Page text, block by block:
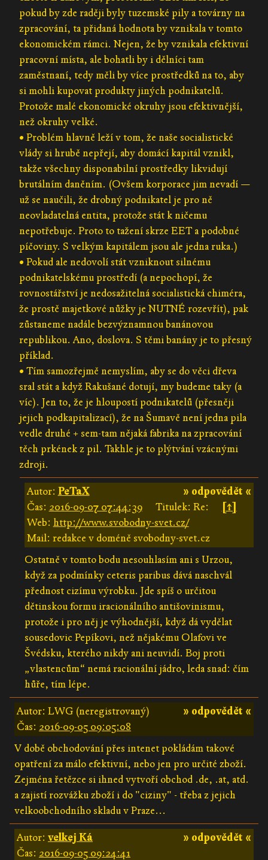
pokud by zde raději byly tuzemské pily a továrny na
zpracování, ta přidaná hodnota by vznikala v tomto
ekonomickém rámci. Nejen, že by vznikala efektivní
pracovní místa, ale bohatli by i dělníci tam
zaměstnaní, tedy měli by více prostředků na to, aby
si mohli kupovat produkty jiných podnikatelů.
Protože malé ekonomické okruhy jsou efektivnější,
než okruhy velké.
• Problém hlavně leží v tom, že naše socialistické
vlády si hrubě nepřejí, aby domácí kapitál vznikl,
takže všechny disponabilní prostředky likvidují
brutálním daněním. (Ovšem korporace jim nevadí —
už se naučili, že drobný podnikatel je pro ně
neovladatelná entita, protože stát k ničemu
nepotřebuje. Proto to tažení skrze EET a podobné
píčoviny. S velkým kapitálem jsou ale jedna ruka.)
• Pokud ale nedovolí stát vzniknout silnému
podnikatelskému prostředí (a nepochopí, že
rovnostářství je nedosažitelná socialistická chiméra,
že prostě majetkové nůžky je NUTNÉ rozevřít), pak
zůstaneme nadále bezvýznamnou banánovou
republikou. Ano, doslova. S těmi banány je to přesný
příklad.
• Tím samozřejmě nemyslím, aby se do věci dřeva
sral stát a když Rakušané dotují, my budeme taky (a
víc). Jen to, že je hloupostí podnikatelů (přesněji
jejich podkapitalizací), že na Šumavě není jedna pila
vedle druhé + sem-tam nějaká fabrika na zpracování
těch prkének z pil. Takhle je to plýtvání vzácnými
zdroji.
» odpovědět «
Autor: PeTaX
Čas: 2016-09-07 07:44:39 Titulek: Re:
[↑]
Web: http://www.svobodny-svet.cz/
Mail: redakce v doméně svobodny-svet.cz
Ostatně v tomto bodu nesouhlasím ani s Urzou,
když za podmínky ceteris paribus dává naschvál
přednost cizímu výrobku. Jde spíš o určitou
dětinskou formu iracionálního antišovinismu,
protože i pro něj je výhodnější, když dá vydělat
sousedovic Pepíkovi, než nějakému Olafovi ve
Švédsku, kterého nikdy ani neuvidí. Boj proti
„vlastencům“ nemá racionální jádro, leda snad: čím
hůře, tím lépe.
» odpovědět «
Autor: LWG (neregistrovaný)
Čas: 2016-09-05 09:05:08
V době obchodování přes intenet pokládám takové
opatření za málo efektivní, nebo jen pro určité zboží.
Zejména řetězce si ihned vytvoří obchod .de, .at, atd.
a zajistí rozvážku zboží i do "ciziny" - třeba z jejich
velkoobchodního skladu v Praze...
» odpovědět «
Autor: velkej Ká
Čas: 2016-09-05 09:24:41